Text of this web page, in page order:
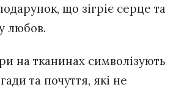
що зігріє серце та
любов.
на тканинах символізують
та почуття, які не